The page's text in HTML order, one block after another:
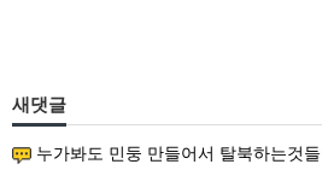
새댓글
누가봐도 민둥 만들어서 탈북하는것들이나 뭔가 쳐들어오는 낌새를 미리 알아차